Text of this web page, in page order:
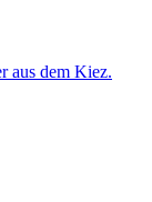
aus dem Kiez.